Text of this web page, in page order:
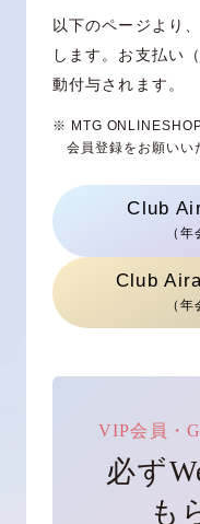
以下のページより
します。 お支払い
動付与されます。
※ MTG
会員登録をお願いい
Club
（
Club
（
VIP会員・
必ず
も